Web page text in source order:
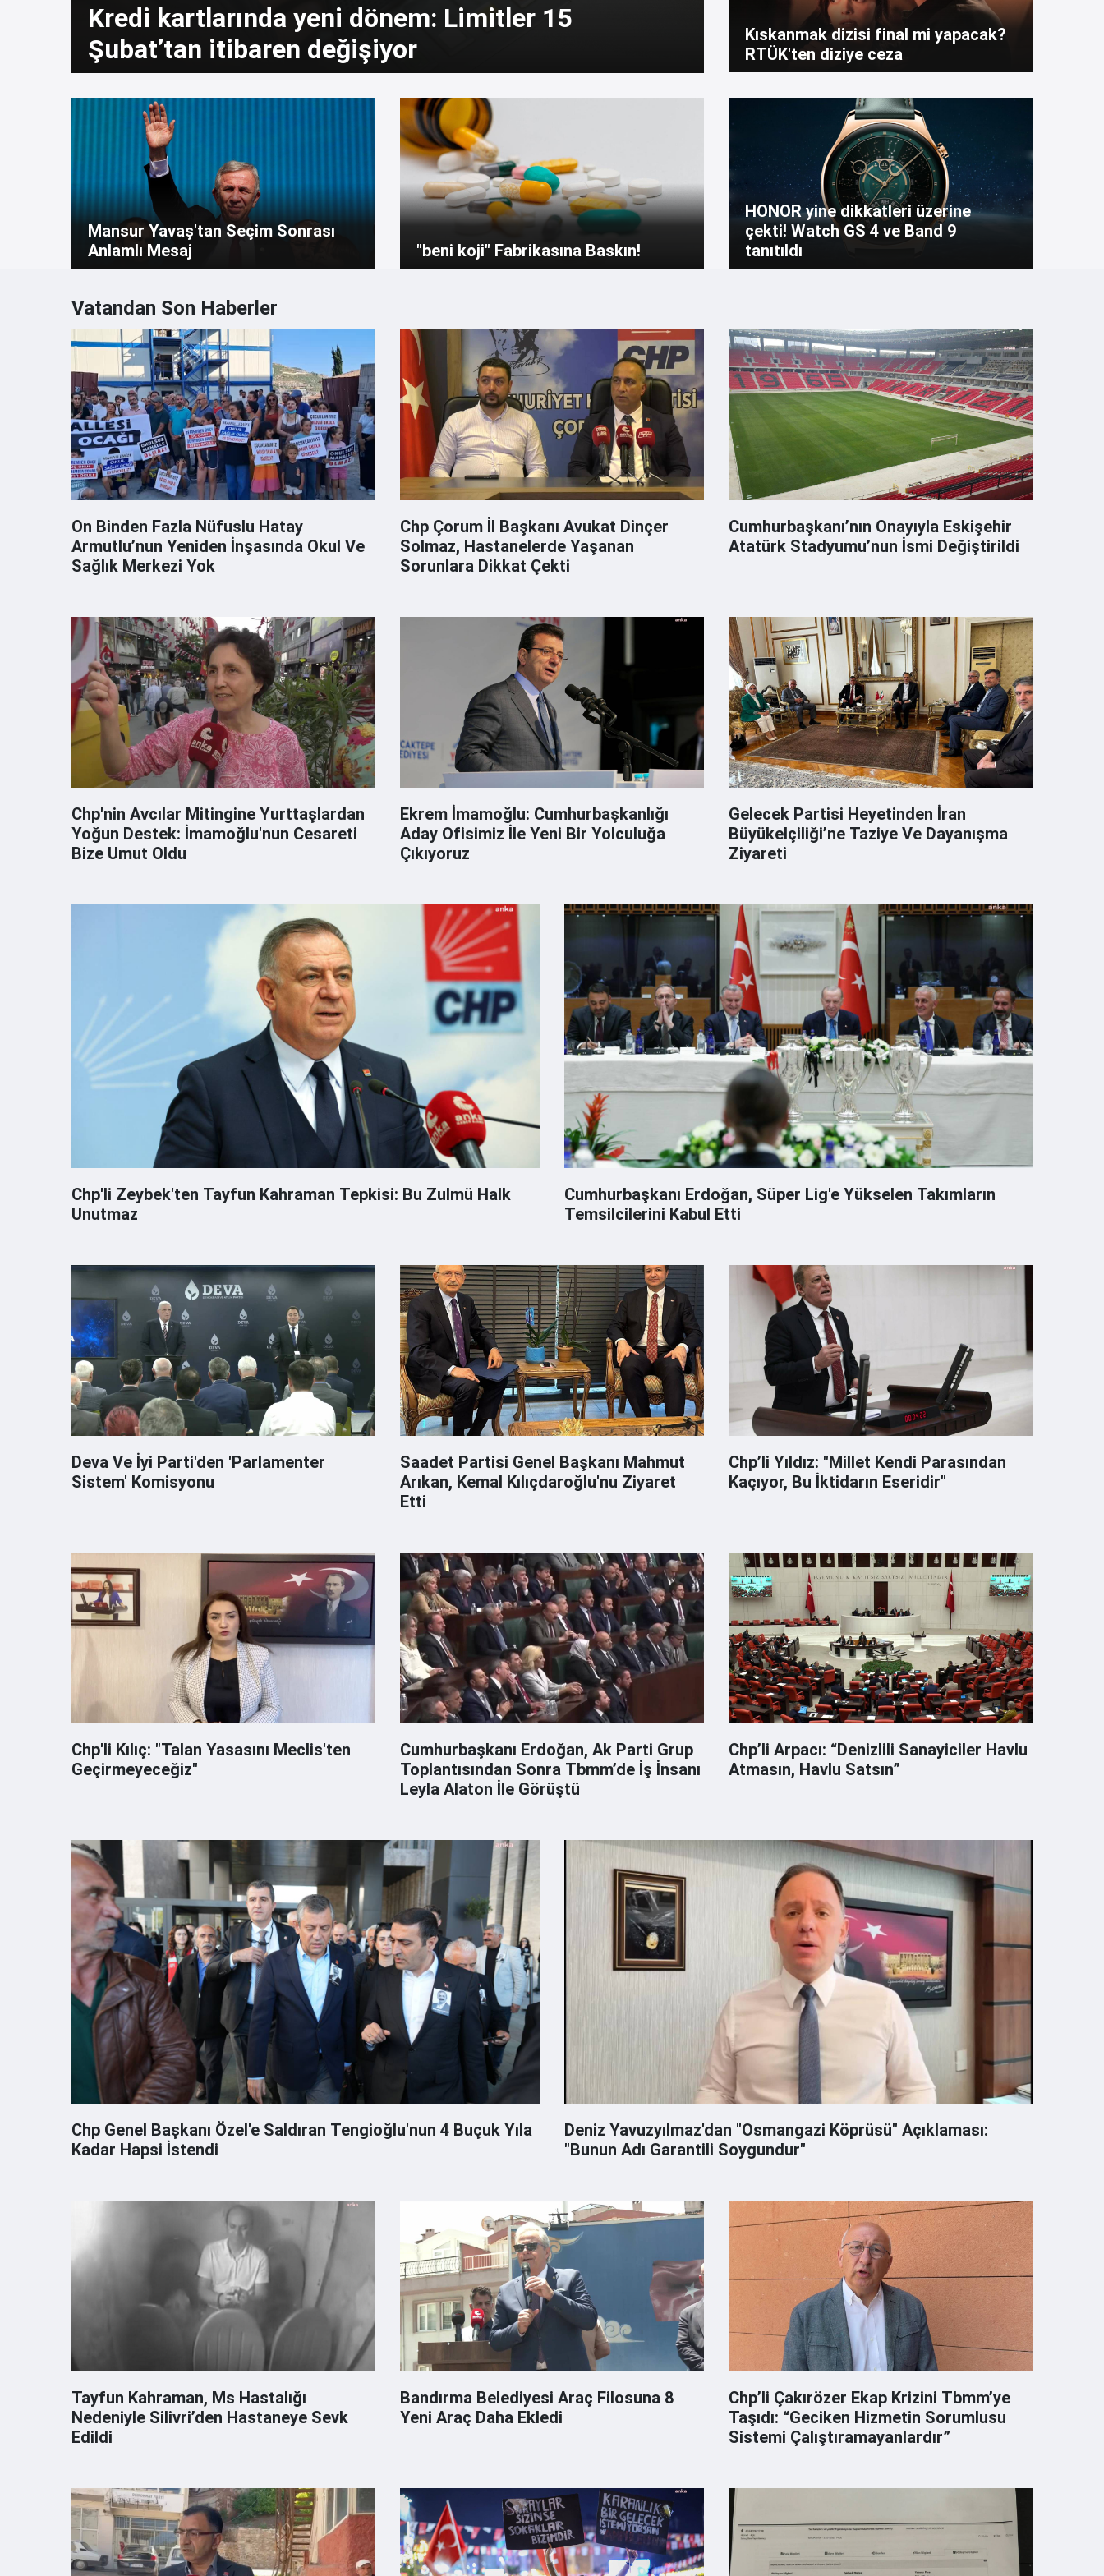
Kredi kartlarında yeni dönem: Limitler 15
Şubat’tan itibaren değişiyor
Kıskanmak dizisi final mi yapacak?
RTÜK'ten diziye ceza
Mansur Yavaş'tan Seçim Sonrası
Anlamlı Mesaj
"beni koji" Fabrikasına Baskın!
HONOR yine dikkatleri üzerine
çekti! Watch GS 4 ve Band 9
tanıtıldı
Vatandan Son Haberler
On Binden Fazla Nüfuslu Hatay
Armutlu’nun Yeniden İnşasında Okul Ve
Sağlık Merkezi Yok
Chp Çorum İl Başkanı Avukat Dinçer
Solmaz, Hastanelerde Yaşanan
Sorunlara Dikkat Çekti
Cumhurbaşkanı’nın Onayıyla Eskişehir
Atatürk Stadyumu’nun İsmi Değiştirildi
Chp'nin Avcılar Mitingine Yurttaşlardan
Yoğun Destek: İmamoğlu'nun Cesareti
Bize Umut Oldu
Ekrem İmamoğlu: Cumhurbaşkanlığı
Aday Ofisimiz İle Yeni Bir Yolculuğa
Çıkıyoruz
Gelecek Partisi Heyetinden İran
Büyükelçiliği’ne Taziye Ve Dayanışma
Ziyareti
Chp'li Zeybek'ten Tayfun Kahraman Tepkisi: Bu Zulmü Halk
Unutmaz
Cumhurbaşkanı Erdoğan, Süper Lig'e Yükselen Takımların
Temsilcilerini Kabul Etti
Deva Ve İyi Parti'den 'Parlamenter
Sistem' Komisyonu
Saadet Partisi Genel Başkanı Mahmut
Arıkan, Kemal Kılıçdaroğlu'nu Ziyaret
Etti
Chp’li Yıldız: "Millet Kendi Parasından
Kaçıyor, Bu İktidarın Eseridir"
Chp'li Kılıç: "Talan Yasasını Meclis'ten
Geçirmeyeceğiz"
Cumhurbaşkanı Erdoğan, Ak Parti Grup
Toplantısından Sonra Tbmm’de İş İnsanı
Leyla Alaton İle Görüştü
Chp’li Arpacı: “Denizlili Sanayiciler Havlu
Atmasın, Havlu Satsın”
Chp Genel Başkanı Özel'e Saldıran Tengioğlu'nun 4 Buçuk Yıla
Kadar Hapsi İstendi
Deniz Yavuzyılmaz'dan "Osmangazi Köprüsü" Açıklaması:
"Bunun Adı Garantili Soygundur"
Tayfun Kahraman, Ms Hastalığı
Nedeniyle Silivri’den Hastaneye Sevk
Edildi
Bandırma Belediyesi Araç Filosuna 8
Yeni Araç Daha Ekledi
Chp’li Çakırözer Ekap Krizini Tbmm’ye
Taşıdı: “Geciken Hizmetin Sorumlusu
Sistemi Çalıştıramayanlardır”